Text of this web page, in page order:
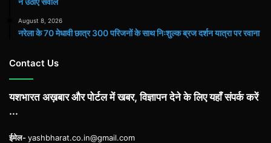
August 8, 2026
नरेला के 70 मेधावी छात्र 300 परिजनों के साथ निःशुल्क ब्रज दर्शन यात्रा पर रवाना
Contact Us
यशभारत अख़बार और पोर्टल में खबर, विज्ञापन देने के लिए यहाँ संपर्क करें
...
ईमेल-yashbharat.co.in@gmail.com